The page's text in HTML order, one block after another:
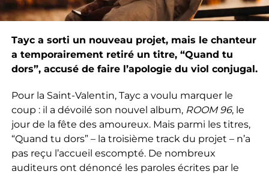
Tayc a sorti un nouveau projet, mais le chanteur
a temporairement retiré un titre, “Quand tu
dors”, accusé de faire l’apologie du viol conjugal.
Pour la Saint-Valentin, Tayc a voulu marquer le
coup : il a dévoilé son nouvel album, ROOM 96, le
jour de la fête des amoureux. Mais parmi les titres,
“Quand tu dors” – la troisième track du projet – n’a
pas reçu l’accueil escompté. De nombreux
auditeurs ont dénoncé les paroles écrites par le